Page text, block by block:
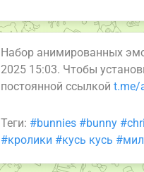
Набор анимированных
2025 15:03. Чтобы
постоянной ссылкой t.me/
Теги: #bunnies #bunny
#кролики #кусь кусь